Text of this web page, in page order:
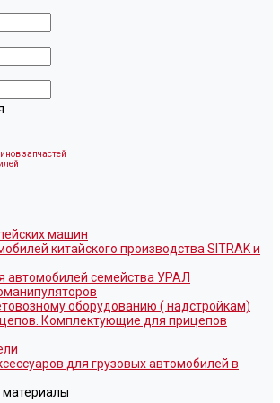
запчастей
машин
китайского производства SITRAK и
автомобилей семейства УРАЛ
оборудованию ( надстройкам)
Комплектующие для прицепов
для грузовых автомобилей в